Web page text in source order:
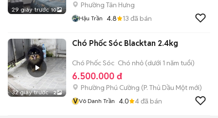
29 giây trước 10
Phường Tân Hưng
Hậu Trần 4.8 13 đã bán
32 giây trước 2
Chó Phốc Sóc Blacktan 2.4kg
Chó Phốc Sóc Chó nhỏ (dưới 1 năm tuổi)
6.500.000 đ
Phường Phú Cường (P. Thủ Dầu Một mới)
VVô Danh Trần 4.0 4đã bán